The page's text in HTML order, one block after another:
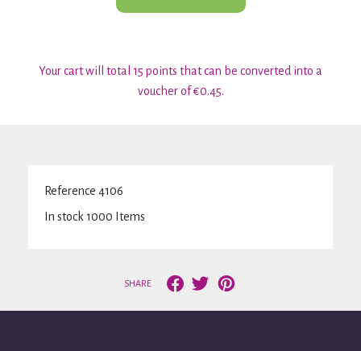
Your cart will total 15 points that can be converted into a
voucher of €0.45.
Reference 4106
In stock 1000 Items
SHARE